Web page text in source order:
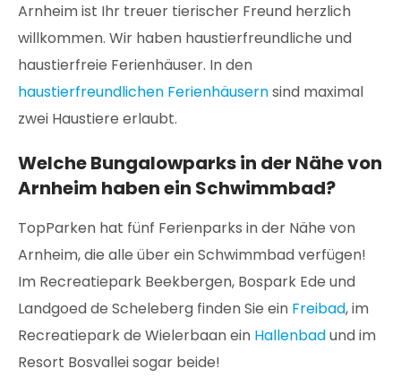
Arnheim ist Ihr treuer tierischer Freund herzlich
willkommen. Wir haben haustierfreundliche und
haustierfreie Ferienhäuser. In den
haustierfreundlichen Ferienhäusernsind maximal
zwei Haustiere erlaubt.
Welche Bungalowparks in der Nähe von
Arnheim haben ein Schwimmbad?
TopParken hat fünf Ferienparks in der Nähe von
Arnheim, die alle über ein Schwimmbad verfügen!
Im Recreatiepark Beekbergen, Bospark Ede und
Landgoed de Scheleberg finden Sie ein Freibad, im
Recreatiepark de Wielerbaan ein Hallenbadund im
Resort Bosvallei sogar beide!